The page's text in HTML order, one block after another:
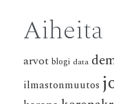
Aiheita
arvot blogi data
ilmastonmuutos